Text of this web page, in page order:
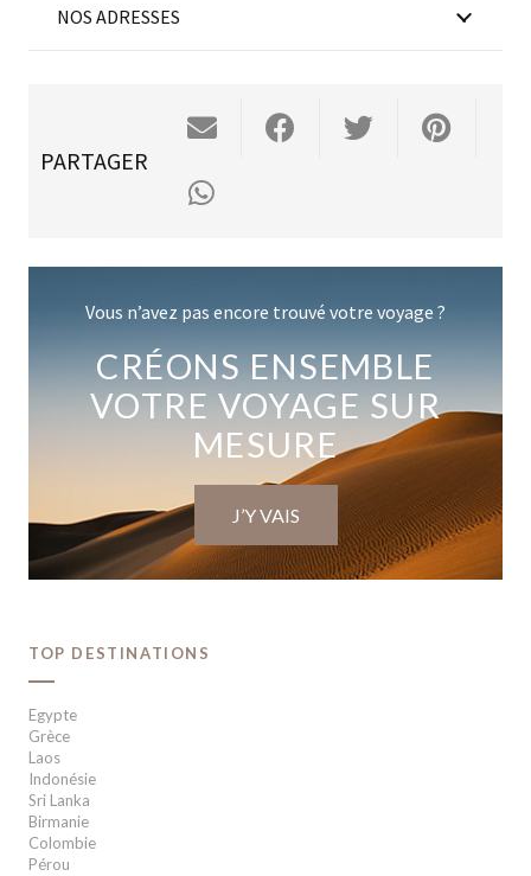
NOS ADRESSES
PARTAGER
Vous n’avez pas encore trouvé votre voyage ?
CRÉONS ENSEMBLE
VOTRE VOYAGE SUR
MESURE
J’Y VAIS
TOP DESTINATIONS
Egypte
Grèce
Laos
Indonésie
Sri Lanka
Birmanie
Colombie
Pérou